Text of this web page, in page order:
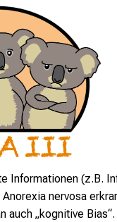
Informationen (z.B.
nervosa
auch „kognitive